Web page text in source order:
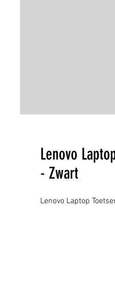
Lenovo
- Zwart
Lenovo Laptop